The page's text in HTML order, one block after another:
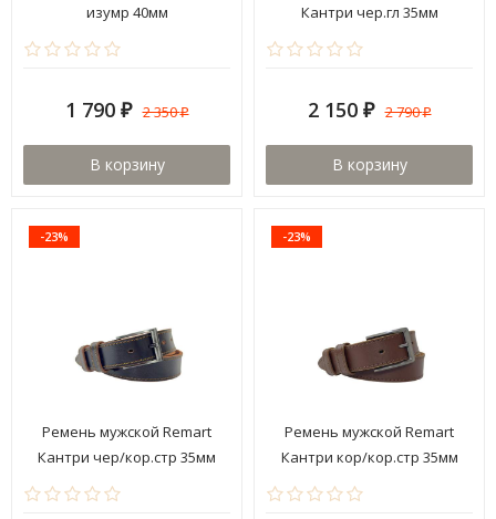
изумр 40мм
1 790 ₽ 2 350₽
В корзину
Кантри чер.гл 35мм
2 150 ₽ 2 790₽
В корзину
-23%
Ремень мужской Remart
Кантри чер/кор.стр 35мм
-23%
Ремень мужской Remart
Кантри кор/кор.стр 35мм